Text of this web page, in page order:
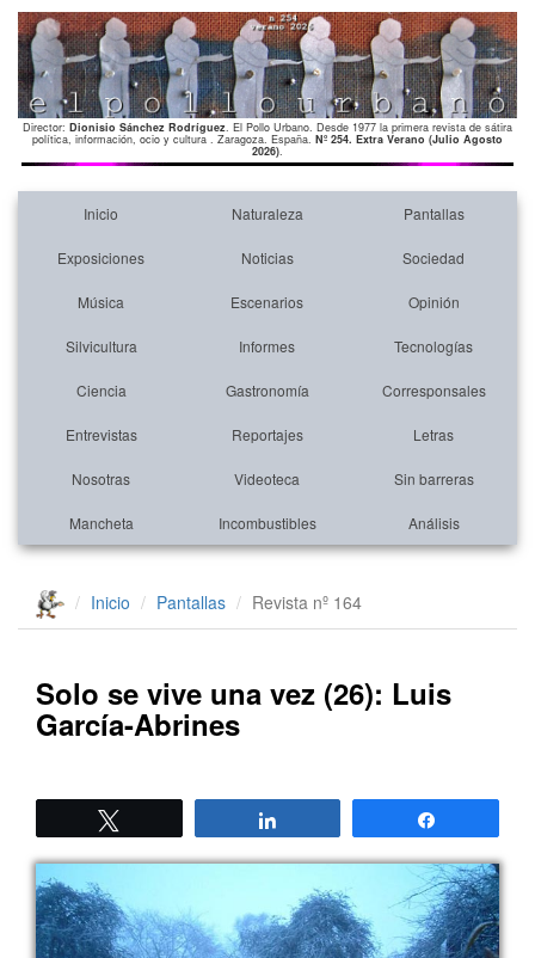
Director: Dionisio Sánchez Rodríguez. El Pollo Urbano. Desde 1977 la primera revista de sátira
política, información, ocio y cultura . Zaragoza. España. Nº 254. Extra Verano (Julio Agosto
2026).
Inicio Naturaleza Pantallas
Exposiciones Noticias Sociedad
Música Escenarios Opinión
Silvicultura Informes Tecnologías
Ciencia Gastronomía Corresponsales
Entrevistas Reportajes Letras
Nosotras Videoteca Sin barreras
Mancheta Incombustibles Análisis
Inicio Pantallas Revista nº 164
Solo se vive una vez (26): Luis
García-Abrines